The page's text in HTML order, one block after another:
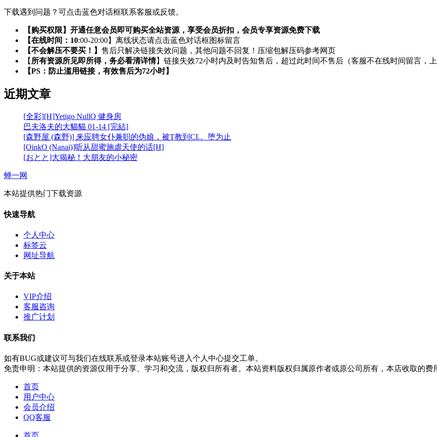
下载遇到问题？可点击蓝色对话框联系客服或反馈。
【购买权限】开通任意会员即可购买全站资源，享受会员折扣，会员专享资源免费下载
【在线时间：10:00-20:00】离线状态请点击蓝色对话框图标留言
【不会解压不要买！】 售后只解决链接失效问题，其他问题不回复！压缩包解压码参考网页
【 所有资源所见即所得，务必看清详情】链接失效72小时内及时告知售后，超过此时间不售后（客服不在线时间留言，上
【PS：防止滥用链接，有效售后为72小时】
近期文章
[全彩][H]Yetigo NullQ 健身房
巴夫洛夫的大貓貓 01-14 [完結]
[森野屋 (森野)] 来应聘女仆兼职的伪娘，被T教到CI.。堕为止
[OinkO (Nanai)]听从甜蜜施虐天使的话[H]
[おとと]大揭秘！大朋友的小秘密
蝉一网
本站提供热门下载资源
快速导航
个人中心
标签云
网址导航
关于本站
VIP介绍
客服咨询
推广计划
联系我们
如有BUG或建议可与我们在线联系或登录本站账号进入个人中心提交工单。
免责申明：本站提供的资源仅用于分享、学习和交流，版权归所有者。本站资料版权归属原作者或原公司所有，本店收取的费
首页
用户中心
会员介绍
QQ客服
首页